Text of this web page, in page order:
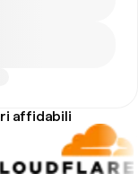
affidabili